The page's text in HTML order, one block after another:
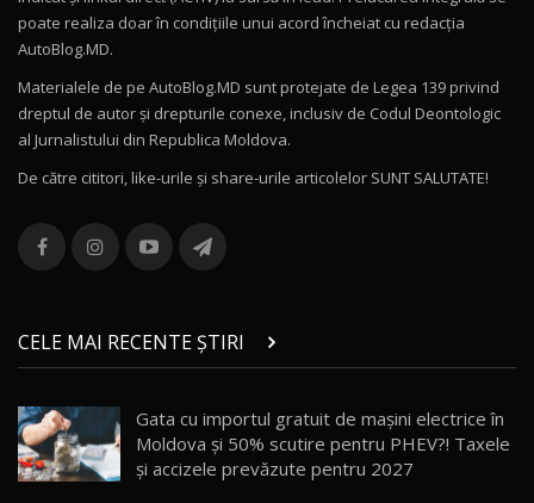
11
Noul Volvo ES90 / Test Drive AutoBlog.MD
12
Noul MG HS / Test Drive AutoBlog.MD
16:48
13
combină aventura cu luxul / AutoBlog.MD
36:08
chinez care face lumea să se întoarcă după el
/ AutoBlog.MD
17:27
15 14:37
poate realiza doar în condițiile unui acord încheiat cu redacţia
AutoBlog.MD.
Materialele de pe AutoBlog.MD sunt protejate de Legea 139 privind
dreptul de autor și drepturile conexe, inclusiv de Codul Deontologic
al Jurnalistului din Republica Moldova.
De către cititori, like-urile şi share-urile articolelor SUNT SALUTATE!
CELE MAI RECENTE ȘTIRI
Gata cu importul gratuit de mașini electrice în
Moldova și 50% scutire pentru PHEV?! Taxele
și accizele prevăzute pentru 2027